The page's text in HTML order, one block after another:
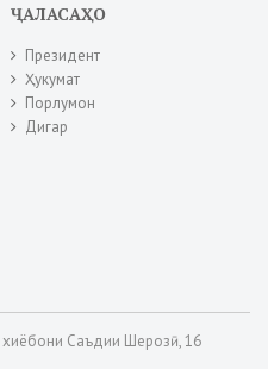
ҶАЛАСАҲО
Президент
Ҳукумат
Порлумон
Дигар
Саъдии Шерозӣ, 16